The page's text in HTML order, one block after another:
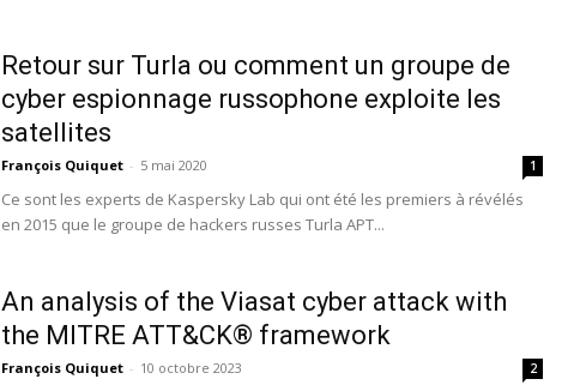
Retour sur Turla ou comment un groupe de
cyber espionnage russophone exploite les
satellites
François Quiquet - 5 mai 2020 1
Ce sont les experts de Kaspersky Lab qui ont été les premiers à révélés
en 2015 que le groupe de hackers russes Turla APT...
An analysis of the Viasat cyber attack with
the MITRE ATT&CK® framework
François Quiquet - 10 octobre 2023 2